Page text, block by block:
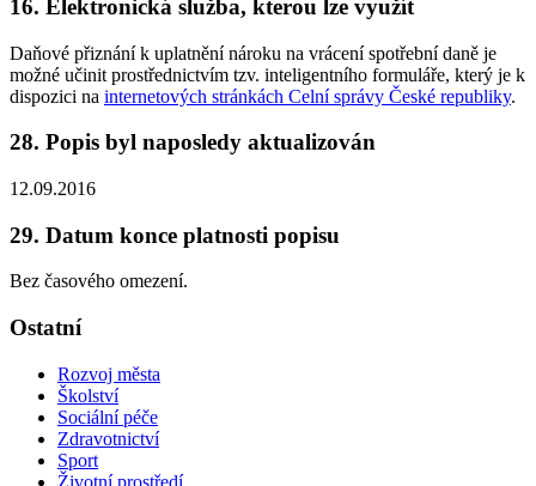
16. Elektronická služba, kterou lze využít
Daňové přiznání k uplatnění nároku na vrácení spotřební daně je
možné učinit prostřednictvím tzv. inteligentního formuláře, který je k
dispozici na internetových stránkách Celní správy České republiky.
28. Popis byl naposledy aktualizován
12.09.2016
29. Datum konce platnosti popisu
Bez časového omezení.
Ostatní
Rozvoj města
Školství
Sociální péče
Zdravotnictví
Sport
Životní prostředí